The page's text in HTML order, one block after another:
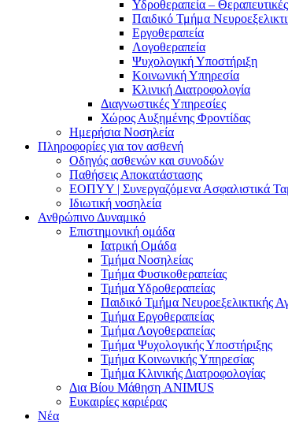
Υδροθεραπεία –
Παιδικό Τμήμα
Εργοθεραπεία
Λογοθεραπεία
Ψυχολογική Υποστήριξη
Κοινωνική Υπηρεσία
Κλινική Διατροφολογία
Διαγνωστικές Υπηρεσίες
Χώρος Αυξημένης Φροντίδας
Ημερήσια Νοσηλεία
Πληροφορίες για τον ασθενή
Οδηγός ασθενών και συνοδών
Παθήσεις Αποκατάστασης
ΕΟΠΥΥ | Συνεργαζόμενα Ασφαλιστικά
Ιδιωτική νοσηλεία
Ανθρώπινο Δυναμικό
Επιστημονική ομάδα
Ιατρική Ομάδα
Τμήμα Νοσηλείας
Τμήμα Φυσικοθεραπείας
Τμήμα Υδροθεραπείας
Παιδικό Τμήμα Νευροεξελικτικής
Τμήμα Εργοθεραπείας
Τμήμα Λογοθεραπείας
Τμήμα Ψυχολογικής Υποστήριξης
Τμήμα Κοινωνικής Υπηρεσίας
Τμήμα Κλινικής Διατροφολογίας
Δια Βίου Μάθηση ANIMUS
Ευκαιρίες καριέρας
Νέα